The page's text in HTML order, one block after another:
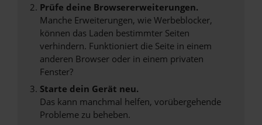
Prüfe deine Browsererweiterungen.
Manche Erweiterungen, wie Werbeblocker,
können das Laden bestimmter Seiten
verhindern. Funktioniert die Seite in einem
anderen Browser oder in einem privaten
Fenster?
Starte dein Gerät neu.
Das kann manchmal helfen, vorübergehende
Probleme zu beheben.